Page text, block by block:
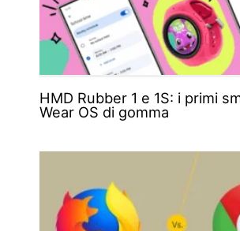
HMD Rubber 1 e 1S: i primi
Wear OS di gomma